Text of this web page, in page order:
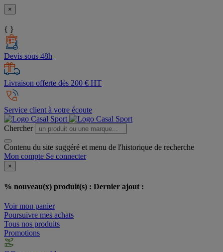
×
{ }
Devis sous 48h
Livraison offerte dès 200 € HT
Service client à votre écoute
Chercher
Contenu du site suggéré et menu de l'historique de recherche
Mon compte Se connecter
×
% nouveau(x) produit(s) : Dernier ajout :
Voir mon panier
Poursuivre mes achats
Tous nos produits
Promotions